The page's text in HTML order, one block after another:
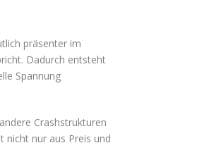
präsenter im
Dadurch entsteht
Spannung
Crashstrukturen
nicht nur aus Preis und